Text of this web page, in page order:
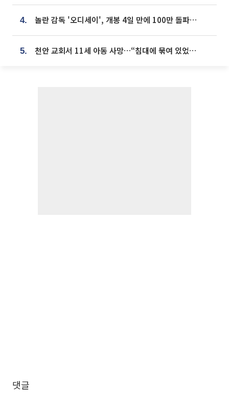
4. 놀란 감독 '오디세이', 개봉 4일 만에 100만 돌파⋯'왕사남' 보다 빠르다
5. 천안 교회서 11세 아동 사망…“침대에 묶여 있었다” 진술 확보
댓글